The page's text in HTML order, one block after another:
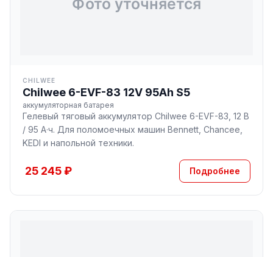
CHILWEE
Chilwee 6-EVF-83 12V 95Ah S5
аккумуляторная батарея
Гелевый тяговый аккумулятор Chilwee 6-EVF-83, 12 В
/ 95 А·ч. Для поломоечных машин Bennett, Chancee,
KEDI и напольной техники.
25 245 ₽ Подробнее